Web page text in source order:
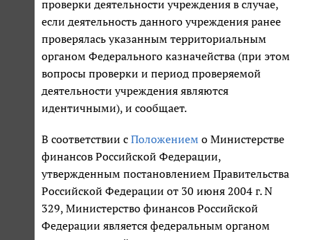
проверки деятельности учреждения в случае,
если деятельность данного учреждения ранее
проверялась указанным территориальным
органом Федерального казначейства (при этом
вопросы проверки и период проверяемой
деятельности учреждения являются
идентичными), и сообщает.
В соответствии с Положением о Министерстве
финансов Российской Федерации,
утвержденным постановлением Правительства
Российской Федерации от 30 июня 2004 г. N
329, Министерство финансов Российской
Федерации является федеральным органом